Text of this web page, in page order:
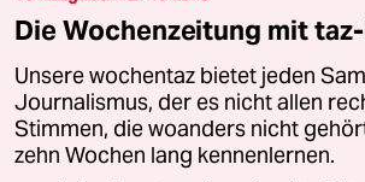
Die Wochenzeitung mit
Unsere wochentaz bietet jeden
Journalismus, der es nicht allen
Stimmen, die woanders nicht
zehn Wochen lang kennenlernen.